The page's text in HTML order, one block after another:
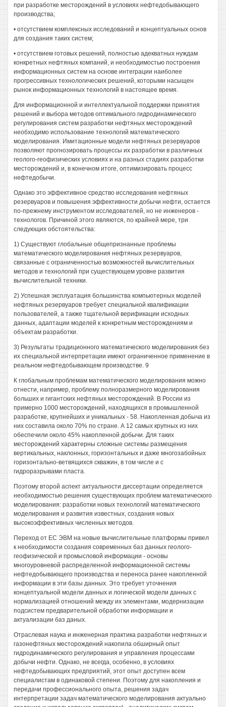
при разработке месторождений в условиях нефтедобывающего
производства;
• отсутствием комплексных исследований и концептуальных основ
для создания таких систем;
• отсутствием готовых решений, полностью адекватных нуждам
конкретных нефтяных компаний, и необходимостью построения
информационных систем на основе интеграции наиболее
прогрессивных технологических решений, которыми насыщен
рынок информационных технологий в настоящее время.
Для информационной и интеллектуальной поддержки принятия
решений и выбора методов оптимального гидродинамического
регулирования систем разработки нефтяных месторождений
необходимо использование технологий математического
моделирования. Имитационные модели нефтяных резервуаров
позволяют прогнозировать процессы их разработки в различных
геолого-геофизических условиях и на разных стадиях разработки
месторождений и, в конечном итоге, оптимизировать процесс
нефтедобычи.
Однако это эффективное средство исследования нефтяных
резервуаров и повышения эффективности добычи нефти, остается
по-прежнему инструментом исследователей, но не инженеров -
технологов. Причиной этого являются, по крайней мере, три
следующих обстоятельства:
1) Существуют глобальные общепризнанные проблемы
математического моделирования нефтяных резервуаров,
связанные с ограниченностью возможностей вычислительных
методов и технологий при существующем уровне развития
вычислительной техники.
2) Успешная эксплуатация большинства компьютерных моделей
нефтяных резервуаров требует специальной квалификации
пользователей, а также тщательной верификации исходных
данных, адаптации моделей к конкретным месторождениям и
объектам разработки.
3) Результаты традиционного математического моделирования без
их специальной интерпретации имеют ограниченное применение в
реальном нефтедобывающем производстве. 9
К глобальным проблемам математического моделирования можно
отнести, например, проблему полноразмерного моделирования
больших и гигантских нефтяных месторождений. В России из
примерно 1000 месторождений, находящихся в промышленной
разработке, крупнейших и уникальных - 58. Накопленная добыча из
них составила около 70% по стране. А 12 самых крупных из них
обеспечили около 45% накопленной добычи. Для таких
месторождений характерны сложные системы размещения
вертикальных, наклонных, горизонтальных и даже многозабойных
горизонтально-ветвящихся скважин, в том числе и с
гидроразрывами пласта.
Поэтому второй аспект актуальности диссертации определяется
необходимостью решения существующих проблем математического
моделирования: разработки новых технологий математического
моделирования и развития известных, создания новых
высокоэффективных численных методов.
Переход от ЕС ЭВМ на новые вычислительные платформы привел
к необходимости создания современных баз данных геолого-
геофизической и промысловой информации - основы
многоуровневой распределенной информационной системы
нефтедобывающего производства и переноса ранее накопленной
информации в эти базы данных. Это требует уточнения
концептуальной модели данных и логической модели данных с
нормализацией отношений между их элементами, модернизации
подсистем предварительной обработки информации и
актуализации баз даных.
Отраслевая наука и инженерная практика разработки нефтяных и
газонефтяных месторождений накопила обширный опыт
гидродинамического регулирования и управления процессами
добычи нефти. Однако, не всегда, особенно, в условиях
нефтедобывающих предприятий, этот опыт доступен всем
специалистам в одинаковой степени. Поэтому для накопления и
передачи профессионального опыта, решения задач
интерпретации задач математического моделирования актуально